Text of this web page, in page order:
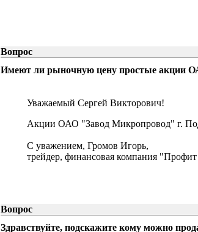
Вопрос
Имеют ли рыночную цену простые акции
Уважаемый Сергей Викторович!
Акции ОАО "Завод Микропровод" г.
С уважением, Громов Игорь,
трейдер, финансовая компания
Вопрос
Здравствуйте, подскажите кому можно